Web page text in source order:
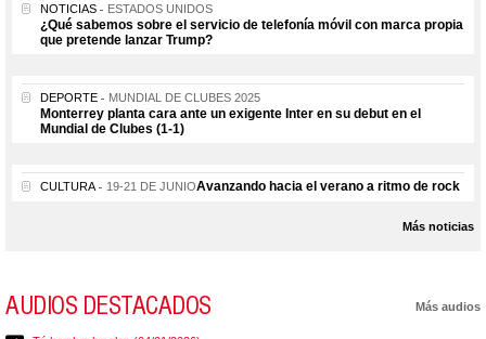
NOTICIAS ESTADOS UNIDOS
¿Qué sabemos sobre el servicio de telefonía móvil con marca propia
que pretende lanzar Trump?
DEPORTE MUNDIAL DE CLUBES 2025
Monterrey planta cara ante un exigente Inter en su debut en el
Mundial de Clubes (1-1)
CULTURA 19-21 DE JUNIOAvanzando hacia el verano a ritmo de rock
Más noticias
AUDIOS DESTACADOS Más audios